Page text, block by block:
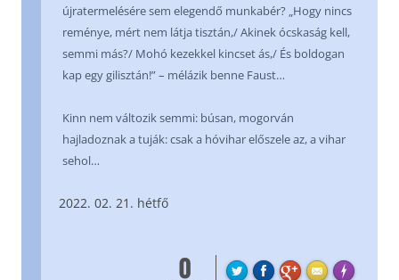
újratermelésére sem elegendő munkabér? „Hogy nincs
reménye, mért nem látja tisztán,/ Akinek ócskaság kell,
semmi más?/ Mohó kezekkel kincset ás,/ És boldogan
kap egy gilisztán!” – mélázik benne Faust…
Kinn nem változik semmi: búsan, mogorván
hajladoznak a tuják: csak a hóvihar előszele az, a vihar
sehol…
02. 21. hétfő
0 Made with